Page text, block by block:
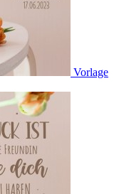
Vorlage